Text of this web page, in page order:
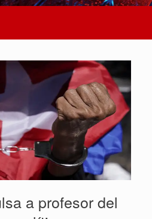
a profesor del